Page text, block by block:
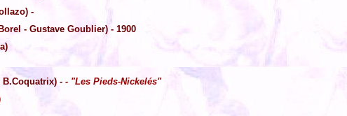
-
- Gustave Goublier) - 1900
- - "Les Pieds-Nickelés"